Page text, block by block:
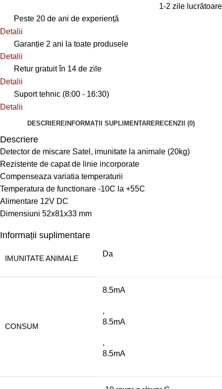
1-2 zile lucrătoare
Peste 20 de ani de experiență
Detalii
Garanție 2 ani la toate produsele
Detalii
Retur gratuit în 14 de zile
Detalii
Suport tehnic (8:00 - 16:30)
Detalii
DESCRIERE INFORMAȚII SUPLIMENTARERECENZII (0)
Descriere
Detector de miscare Satel, imunitate la animale (20kg)
Rezistente de capat de linie incorporate
Compenseaza variatia temperaturii
Temperatura de functionare -10C la +55C
Alimentare 12V DC
Dimensiuni 52x81x33 mm
Informații suplimentare
IMUNITATE ANIMALE
Da
CONSUM
8.5mA
,
8.5mA
,
8.5mA